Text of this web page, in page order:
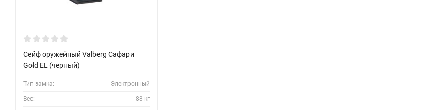
Сейф оружейный Valberg Сафари
Gold EL (черный)
Тип замка: Электронный
Вес: 88 кг